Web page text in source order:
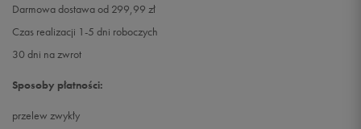
Darmowa dostawa od 299,99 zł
Czas realizacji 1-5 dni roboczych
30 dni na zwrot
Sposoby płatności:
przelew zwykły